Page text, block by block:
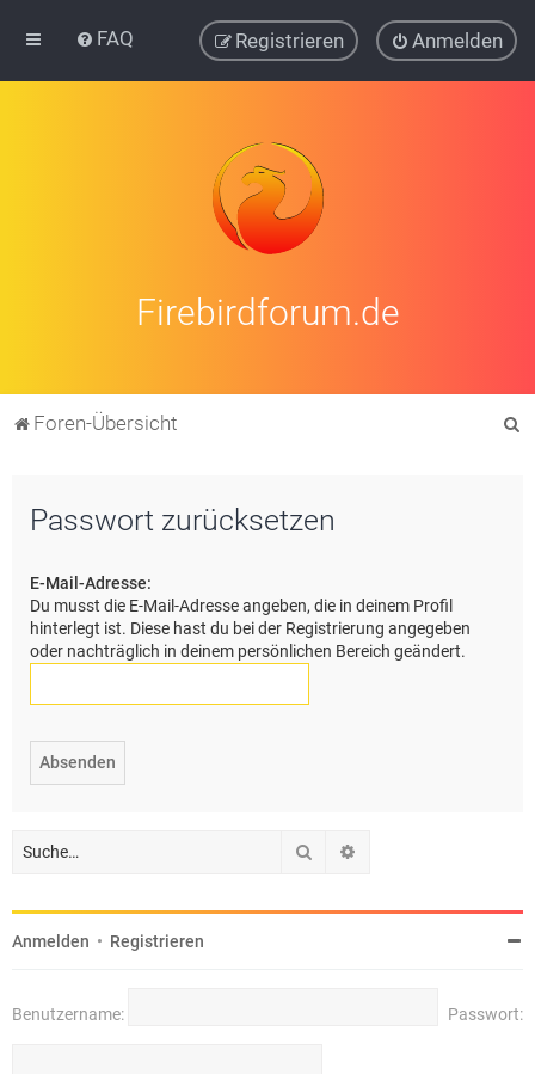
FAQ Anmelden
Registrieren
Firebirdforum.de
Foren-Übersicht
Passwort zurücksetzen
E-Mail-Adresse:
Du musst die E-Mail-Adresse angeben, die in deinem Profil
hinterlegt ist. Diese hast du bei der Registrierung angegeben
oder nachträglich in deinem persönlichen Bereich geändert.
Suche
Anmelden • Registrieren
Benutzername: Passwort: